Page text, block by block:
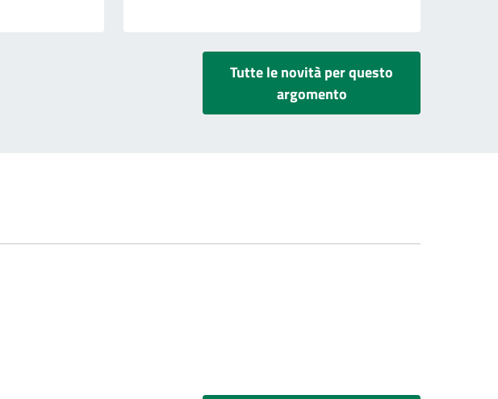
Tutte le novità per questo
argomento